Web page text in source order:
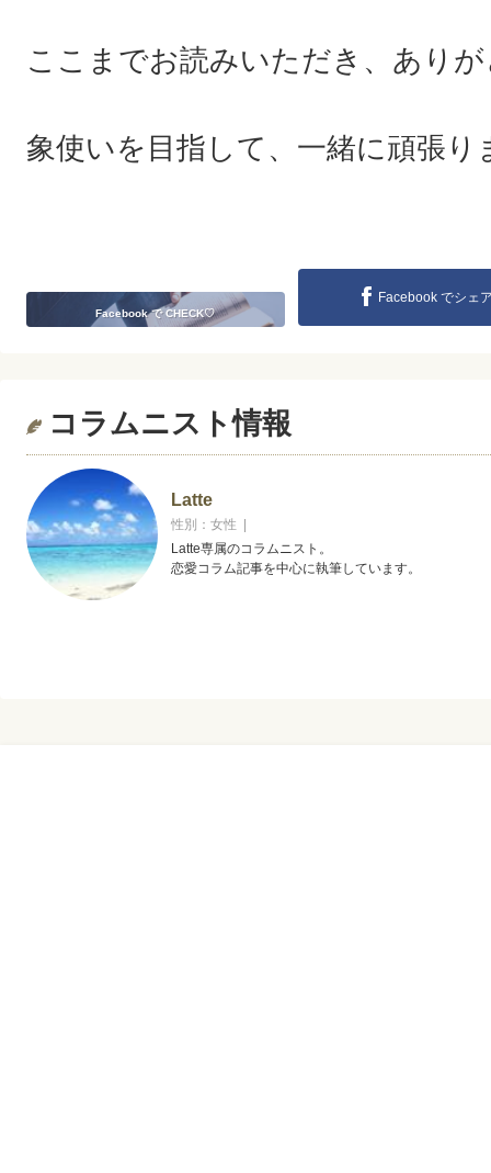
ここまでお読みいただき、あり
象使いを目指して、一緒に頑張り
Facebook で CHECK♡
Facebook でシェ
コラムニスト情報
Latte
性別：女性 |
Latte専属のコラムニスト。
恋愛コラム記事を中心に執筆しています。